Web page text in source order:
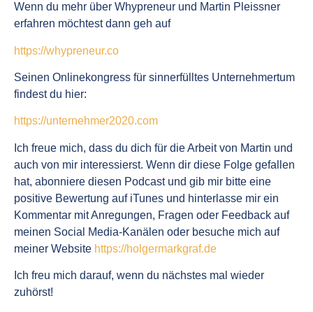
Wenn du mehr über Whypreneur und Martin Pleissner
erfahren möchtest dann geh auf
https://whypreneur.co
Seinen Onlinekongress für sinnerfülltes Unternehmertum
findest du hier:
https://unternehmer2020.com
Ich freue mich, dass du dich für die Arbeit von Martin und
auch von mir interessierst. Wenn dir diese Folge gefallen
hat, abonniere diesen Podcast und gib mir bitte eine
positive Bewertung auf iTunes und hinterlasse mir ein
Kommentar mit Anregungen, Fragen oder Feedback auf
meinen Social Media-Kanälen oder besuche mich auf
meiner Website https://holgermarkgraf.de
Ich freu mich darauf, wenn du nächstes mal wieder
zuhörst!